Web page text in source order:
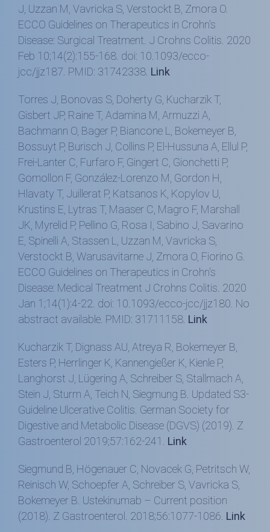
J, Uzzan M, Vavricka S, Verstockt B, Zmora O.
ECCO Guidelines on Therapeutics in Crohn's
Disease: Surgical Treatment. J Crohns Colitis. 2020
Feb 10;14(2):155-168. doi: 10.1093/ecco-
jcc/jjz187. PMID: 31742338. Link
Torres J, Bonovas S, Doherty G, Kucharzik T,
Gisbert JP, Raine T, Adamina M, Armuzzi A,
Bachmann O, Bager P, Biancone L, Bokemeyer B,
Bossuyt P, Burisch J, Collins P, El-Hussuna A, Ellul P,
Frei-Lanter C, Furfaro F, Gingert C, Gionchetti P,
Gomollon F, González-Lorenzo M, Gordon H,
Hlavaty T, Juillerat P, Katsanos K, Kopylov U,
Krustins E, Lytras T, Maaser C, Magro F, Marshall
JK, Myrelid P, Pellino G, Rosa I, Sabino J, Savarino
E, Spinelli A, Stassen L, Uzzan M, Vavricka S,
Verstockt B, Warusavitarne J, Zmora O, Fiorino G.
ECCO Guidelines on Therapeutics in Crohn's
Disease: Medical Treatment J Crohns Colitis. 2020
Jan 1;14(1):4-22. doi: 10.1093/ecco-jcc/jjz180. No
abstract available. PMID: 31711158. Link
Kucharzik T, Dignass AU, Atreya R, Bokemeyer B,
Esters P, Herrlinger K, Kannengießer K, Kienle P,
Langhorst J, Lügering A, Schreiber S, Stallmach A,
Stein J, Sturm A, Teich N, Siegmung B. Updated S3-
Guideline Ulcerative Colitis. German Society for
Digestive and Metabolic Disease (DGVS) (2019). Z
Gastroenterol 2019;57:162-241. Link
Siegmund B, Högenauer C, Novacek G, Petritsch W,
Reinisch W, Schoepfer A, Schreiber S, Vavricka S,
Bokemeyer B. Ustekinumab – Current position
(2018). Z Gastroenterol. 2018;56:1077-1086. Link